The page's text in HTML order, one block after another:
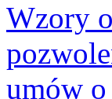
Wzory
umów o